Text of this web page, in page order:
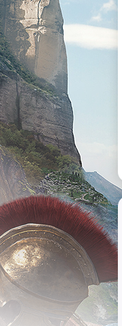
2:
-
GB
Assassin's Creed
Shadows
Размер: 117 GB